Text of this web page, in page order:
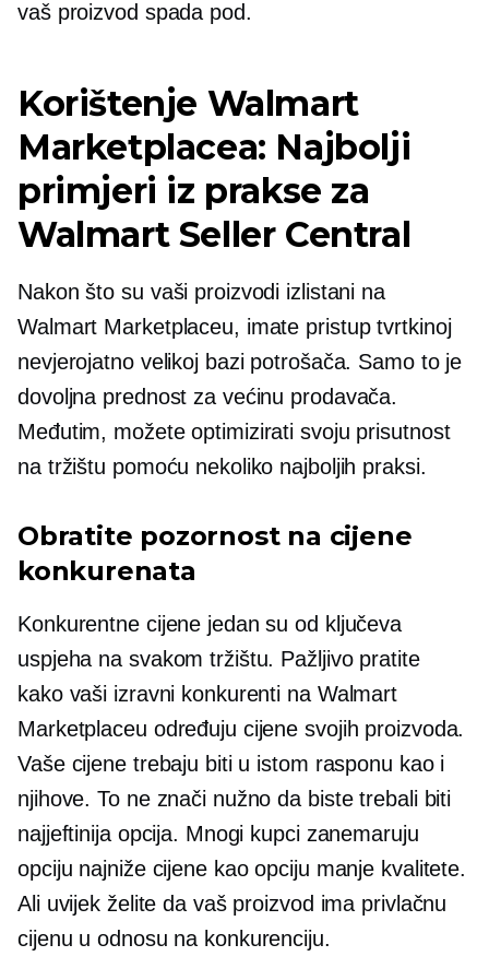
vaš proizvod spada pod.
Korištenje Walmart
Marketplacea: Najbolji
primjeri iz prakse za
Walmart Seller Central
Nakon što su vaši proizvodi izlistani na
Walmart Marketplaceu, imate pristup tvrtkinoj
nevjerojatno velikoj bazi potrošača. Samo to je
dovoljna prednost za većinu prodavača.
Međutim, možete optimizirati svoju prisutnost
na tržištu pomoću nekoliko najboljih praksi.
Obratite pozornost na cijene
konkurenata
Konkurentne cijene jedan su od ključeva
uspjeha na svakom tržištu. Pažljivo pratite
kako vaši izravni konkurenti na Walmart
Marketplaceu određuju cijene svojih proizvoda.
Vaše cijene trebaju biti u istom rasponu kao i
njihove. To ne znači nužno da biste trebali biti
najjeftinija opcija. Mnogi kupci zanemaruju
opciju najniže cijene kao opciju manje kvalitete.
Ali uvijek želite da vaš proizvod ima privlačnu
cijenu u odnosu na konkurenciju.